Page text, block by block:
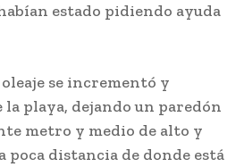
estado pidiendo ayuda
se incrementó y
la playa, dejando un paredón
metro y medio de alto y
poca distancia de donde está